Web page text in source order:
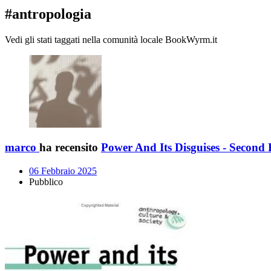
#antropologia
Vedi gli stati taggati nella comunità locale BookWyrm.it
marco ha recensito Power And Its Disguises - Second
06 Febbraio 2025
Pubblico